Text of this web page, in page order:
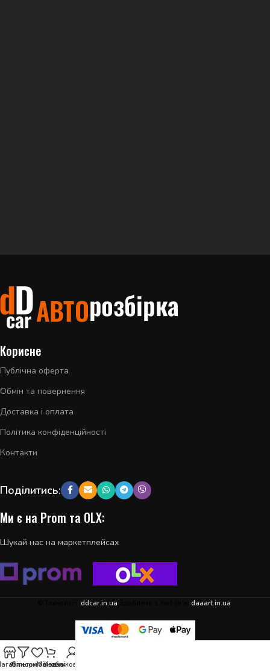
Корисне
Публічна оферта
Обмін та повернення
Доставка і оплата
Політика конфіденційності
Контакти
Поділитись:
Ми є на Prom та OLX:
Шукай нас на маркетплейсах
ddcar.in.ua daaart.in.ua
Фільтри
Список бажань
Кошик
Мій обліковий запис